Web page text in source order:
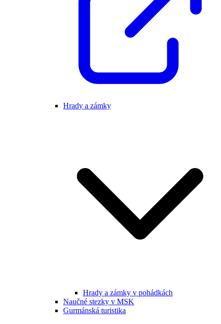
Hrady a zámky
Hrady a zámky v pohádkách
Naučné stezky v MSK
Gurmánská turistika